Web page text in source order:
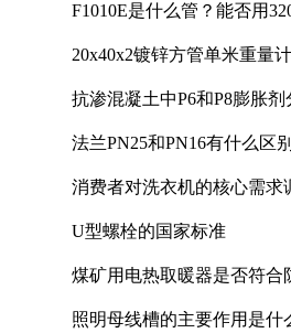
F1010E是什么管？能否用
20x40x2镀锌方管单米重量
抗渗混凝土中P6和P8膨胀
法兰PN25和PN16有什么区别
消费者对洗衣机的核心需求
U型螺栓的国家标准
煤矿用电热取暖器是否符合
照明母线槽的主要作用是什